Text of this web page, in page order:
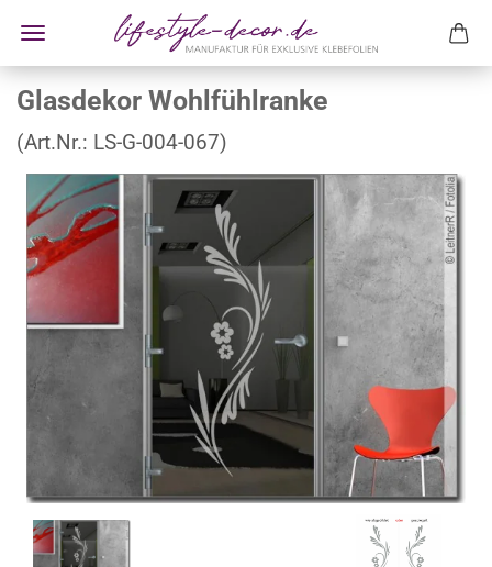
Glasdekor Wohlfühlranke
(Art.Nr.: LS-G-004-067)